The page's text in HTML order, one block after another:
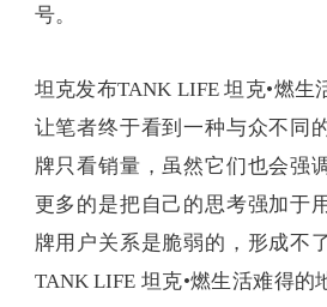
号。
坦克发布TANK LIFE 坦克•燃生
让笔者终于看到一种与众不同
牌只看销量，虽然它们也会强
更多的是把自己的思考强加于
牌用户关系是脆弱的，形成不
TANK LIFE 坦克•燃生活难得的